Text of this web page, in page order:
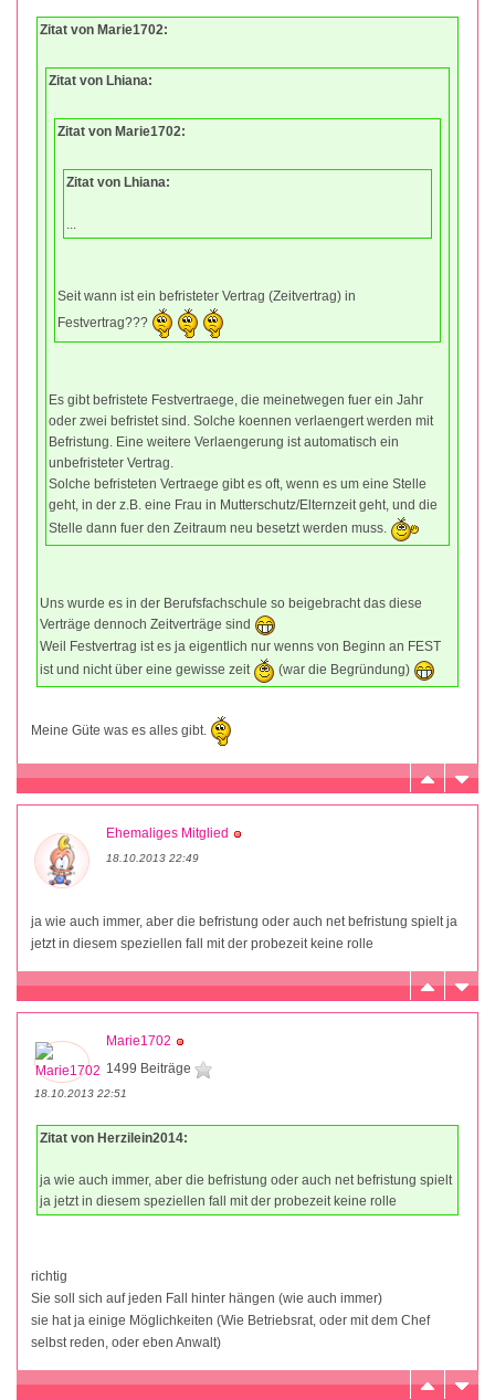
Zitat von Marie1702:
Zitat von Lhiana:
Zitat von Marie1702:
Zitat von Lhiana:
...
Seit wann ist ein befristeter Vertrag (Zeitvertrag) in
Festvertrag???
Es gibt befristete Festvertraege, die meinetwegen fuer ein Jahr
oder zwei befristet sind. Solche koennen verlaengert werden mit
Befristung. Eine weitere Verlaengerung ist automatisch ein
unbefristeter Vertrag.
Solche befristeten Vertraege gibt es oft, wenn es um eine Stelle
geht, in der z.B. eine Frau in Mutterschutz/Elternzeit geht, und die
Stelle dann fuer den Zeitraum neu besetzt werden muss.
Uns wurde es in der Berufsfachschule so beigebracht das diese
Verträge dennoch Zeitverträge sind
Weil Festvertrag ist es ja eigentlich nur wenns von Beginn an FEST
ist und nicht über eine gewisse zeit
(war die Begründung)
Meine Güte was es alles gibt.
Ehemaliges Mitglied
18.10.2013 22:49
ja wie auch immer, aber die befristung oder auch net befristung spielt ja
jetzt in diesem speziellen fall mit der probezeit keine rolle
Marie1702
1499 Beiträge
18.10.2013 22:51
Zitat von Herzilein2014:
ja wie auch immer, aber die befristung oder auch net befristung spielt
ja jetzt in diesem speziellen fall mit der probezeit keine rolle
richtig
Sie soll sich auf jeden Fall hinter hängen (wie auch immer)
sie hat ja einige Möglichkeiten (Wie Betriebsrat, oder mit dem Chef
selbst reden, oder eben Anwalt)